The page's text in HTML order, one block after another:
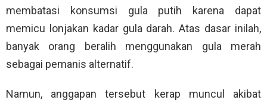
membatasi konsumsi gula putih karena dapat
memicu lonjakan kadar gula darah. Atas dasar inilah,
banyak orang beralih menggunakan gula merah
sebagai pemanis alternatif.
Namun, anggapan tersebut kerap muncul akibat